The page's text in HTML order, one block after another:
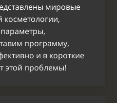
мировые
программу,
и в короткие
этой проблемы!